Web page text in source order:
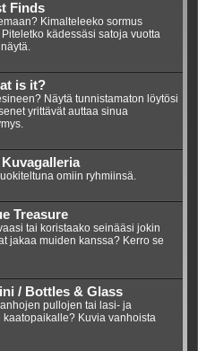
Finds
Kimalteleeko sormus
kädessäsi satoja vuotta
is it?
Näytä tunnistamaton löytösi
yrittävät auttaa sinua
omiin ryhmiinsä.
Treasure
tai koristaako seinääsi jokin
jakaa muiden kanssa? Kerro se
/ Bottles & Glass
pullojen tai lasi- ja
Kuvia vanhoista